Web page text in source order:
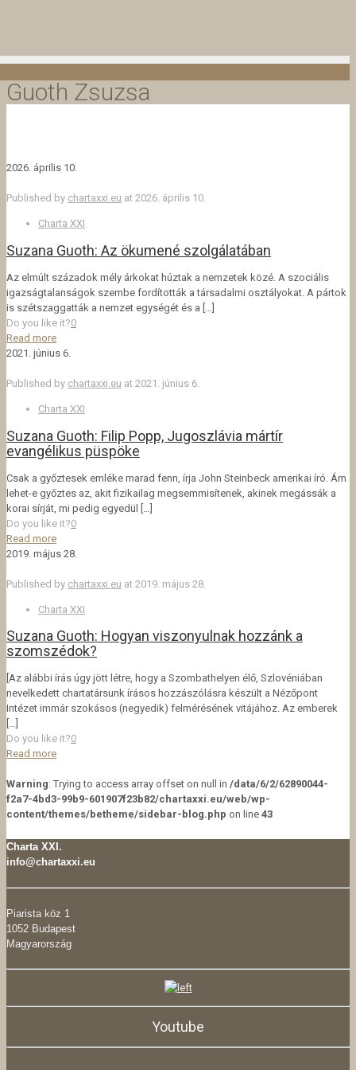
Guoth Zsuzsa
2026. április 10.
Published by chartaxxi.eu at 2026. április 10.
Charta XXI
Suzana Guoth: Az ökumené szolgálatában
Az elmúlt századok mély árkokat húztak a nemzetek közé. A szociális
igazságtalanságok szembe fordították a társadalmi osztályokat. A pártok
is szétszaggatták a nemzet egységét és a […]
Do you like it?0
Read more
2021. június 6.
Published by chartaxxi.eu at 2021. június 6.
Charta XXI
Suzana Guoth: Filip Popp, Jugoszlávia mártír
evangélikus püspöke
Csak a győztesek emléke marad fenn, írja John Steinbeck amerikai író. Ám
lehet-e győztes az, akit fizikailag megsemmisítenek, akinek megássák a
korai sírját, mi pedig egyedül […]
Do you like it?0
Read more
2019. május 28.
Published by chartaxxi.eu at 2019. május 28.
Charta XXI
Suzana Guoth: Hogyan viszonyulnak hozzánk a
szomszédok?
[Az alábbi írás úgy jött létre, hogy a Szombathelyen élő, Szlovéniában
nevelkedett chartatársunk írásos hozzászólásra készült a Nézőpont
Intézet immár szokásos (negyedik) felmérésének vitájához. Az emberek
[…]
Do you like it?0
Read more
Warning: Trying to access array offset on null in /data/6/2/62890044-
f2a7-4bd3-99b9-601907f23b82/chartaxxi.eu/web/wp-
content/themes/betheme/sidebar-blog.php on line 43
Charta XXI.
info@chartaxxi.eu
Piarista köz 1
1052 Budapest
Magyarország
Youtube